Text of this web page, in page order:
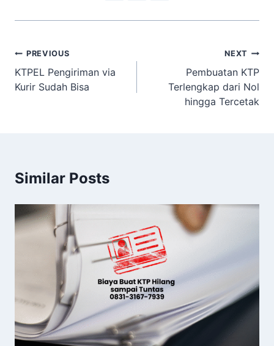
Navigasi
pos
PREVIOUS
KTPEL Pengiriman via
Kurir Sudah Bisa
NEXT
Pembuatan KTP
Terlengkap dari Nol
hingga Tercetak
Similar Posts